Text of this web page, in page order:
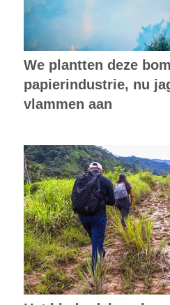
We plantten deze
papierindustrie, nu
vlammen aan